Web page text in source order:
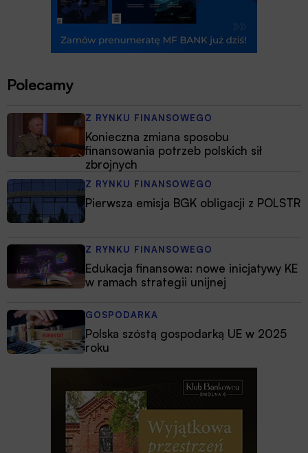
Polecamy
Z RYNKU FINANSOWEGO
Konieczna zmiana sposobu
finansowania potrzeb polskich sił
zbrojnych
Z RYNKU FINANSOWEGO
Pierwsza emisja BGK obligacji z POLSTR
Z RYNKU FINANSOWEGO
Edukacja finansowa: nowe inicjatywy KE
w ramach strategii unijnej
GOSPODARKA
Polska szóstą gospodarką UE w 2025
roku